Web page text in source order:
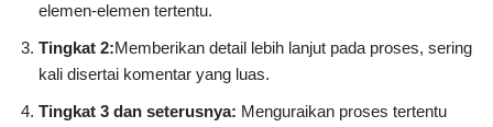
elemen-elemen tertentu.
Tingkat 2:Memberikan detail lebih lanjut pada proses, sering
kali disertai komentar yang luas.
Tingkat 3 dan seterusnya: Menguraikan proses tertentu